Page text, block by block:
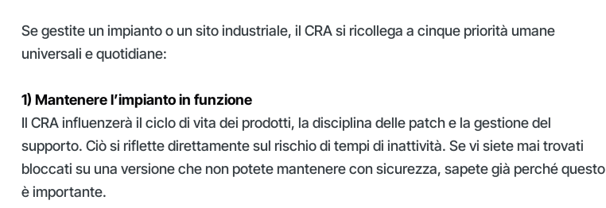
Se gestite un impianto o un sito industriale, il CRA si ricollega a cinque priorità umane
universali e quotidiane:
1) Mantenere l’impianto in funzione
Il CRA influenzerà il ciclo di vita dei prodotti, la disciplina delle patch e la gestione del
supporto. Ciò si riflette direttamente sul rischio di tempi di inattività. Se vi siete mai trovati
bloccati su una versione che non potete mantenere con sicurezza, sapete già perché questo
è importante.